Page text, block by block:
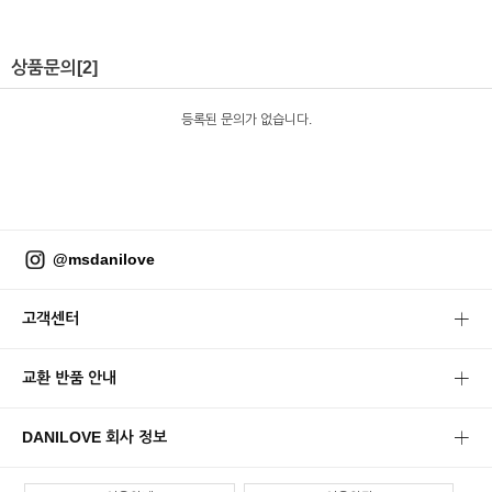
상품문의 [2]
등록된 문의가 없습니다.
@msdanilove
고객센터
교환 반품 안내
DANILOVE 회사 정보